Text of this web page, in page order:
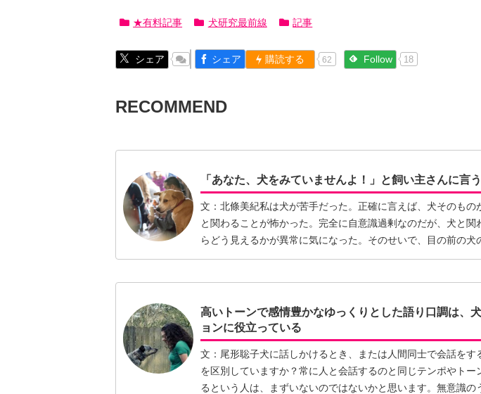
★有料記事 犬研究最前線 記事
シェア シェア 購読する 62 Follow 18
RECOMMEND
「あなた、犬をみていませんよ！」と飼い主さんに言
文：北條美紀私は犬が苦手だった。正確に言えば、犬そのもの
と関わることが怖かった。完全に自意識過剰なのだが、犬と関
らどう見えるかが異常に気になった。そのせいで、目の前の犬
ていな…【続きを読む】
高いトーンで感情豊かなゆっくりとした語り口調は、
ョンに役立っている
文：尾形聡子犬に話しかけるとき、または人間同士で会話をす
を区別していますか？常に人と会話するのと同じテンポやトー
るという人は、まずいないのではないかと思います。無意識の